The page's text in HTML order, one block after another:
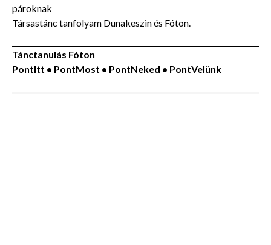
pároknak
Társastánc tanfolyam Dunakeszin és Fóton.
Tánctanulás Fóton
PontItt • PontMost • PontNeked • PontVelünk